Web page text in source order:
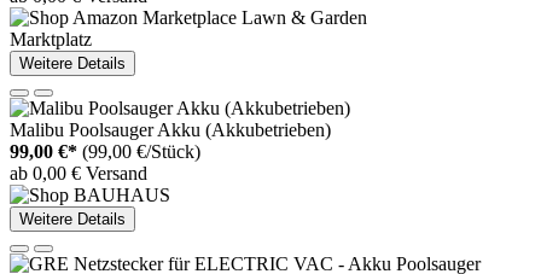
Marktplatz
Weitere Details
Malibu Poolsauger Akku (Akkubetrieben)
99,00 €* (99,00 €/Stück)
ab 0,00 € Versand
Weitere Details